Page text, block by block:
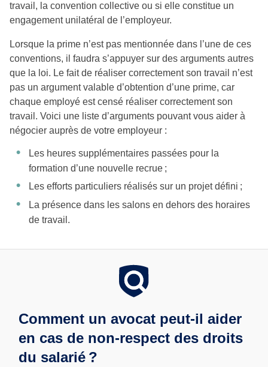
travail, la convention collective ou si elle constitue un
engagement unilatéral de l’employeur.
Lorsque la prime n’est pas mentionnée dans l’une de ces
conventions, il faudra s’appuyer sur des arguments autres
que la loi. Le fait de réaliser correctement son travail n’est
pas un argument valable d’obtention d’une prime, car
chaque employé est censé réaliser correctement son
travail. Voici une liste d’arguments pouvant vous aider à
négocier auprès de votre employeur :
Les heures supplémentaires passées pour la
formation d’une nouvelle recrue ;
Les efforts particuliers réalisés sur un projet défini ;
La présence dans les salons en dehors des horaires
de travail.
Comment un avocat peut-il aider
en cas de non-respect des droits
du salarié ?